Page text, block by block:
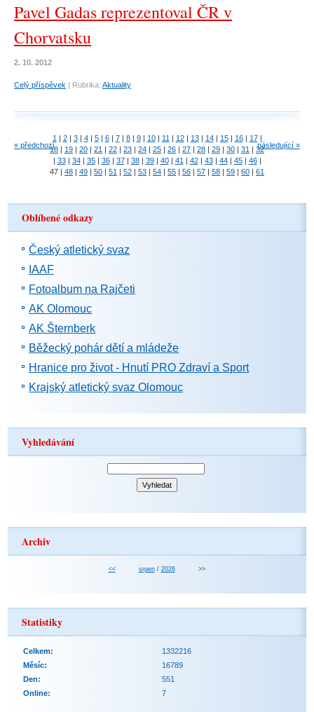
Pavel Gadas reprezentoval ČR v
Chorvatsku
2. 10. 2012
Celý příspěvek | Rubrika: Aktuality
« předchozí
1 | 2 | 3 | 4 | 5 | 6 | 7 | 8 | 9 | 10 | 11 | 12 | 13 | 14 | 15 | 16 | 17 |
18 | 19 | 20 | 21 | 22 | 23 | 24 | 25 | 26 | 27 | 28 | 29 | 30 | 31 | 32
| 33 | 34 | 35 | 36 | 37 | 38 | 39 | 40 | 41 | 42 | 43 | 44 | 45 | 46 |
47 | 48 | 49 | 50 | 51 | 52 | 53 | 54 | 55 | 56 | 57 | 58 | 59 | 60 | 61
následující »
Oblíbené odkazy
Český atletický svaz
IAAF
Fotoalbum na Rajčeti
AK Olomouc
AK Šternberk
Běžecký pohár dětí a mládeže
Hranice pro život - Hnutí PRO Zdraví a Sport
Krajský atletický svaz Olomouc
Vyhledávání
Archiv
<< srpen/ 2026 >>
Statistiky
Online: 7
Celkem:
1332216
Měsíc:
16789
Den:
551